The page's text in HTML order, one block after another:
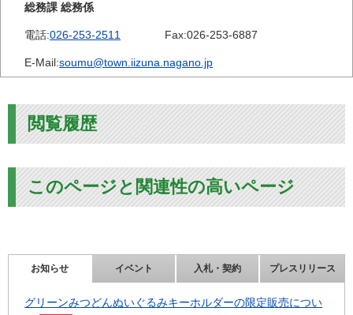
総務課 総務係
電話:026-253-2511 Fax:026-253-6887
E-Mail:soumu@town.iizuna.nagano.jp
閲覧履歴
このページと関連性の高いページ
お知らせ イベント 入札・契約 プレスリリース
グリーンみつどんぬいぐるみキーホルダーの限定販売につい